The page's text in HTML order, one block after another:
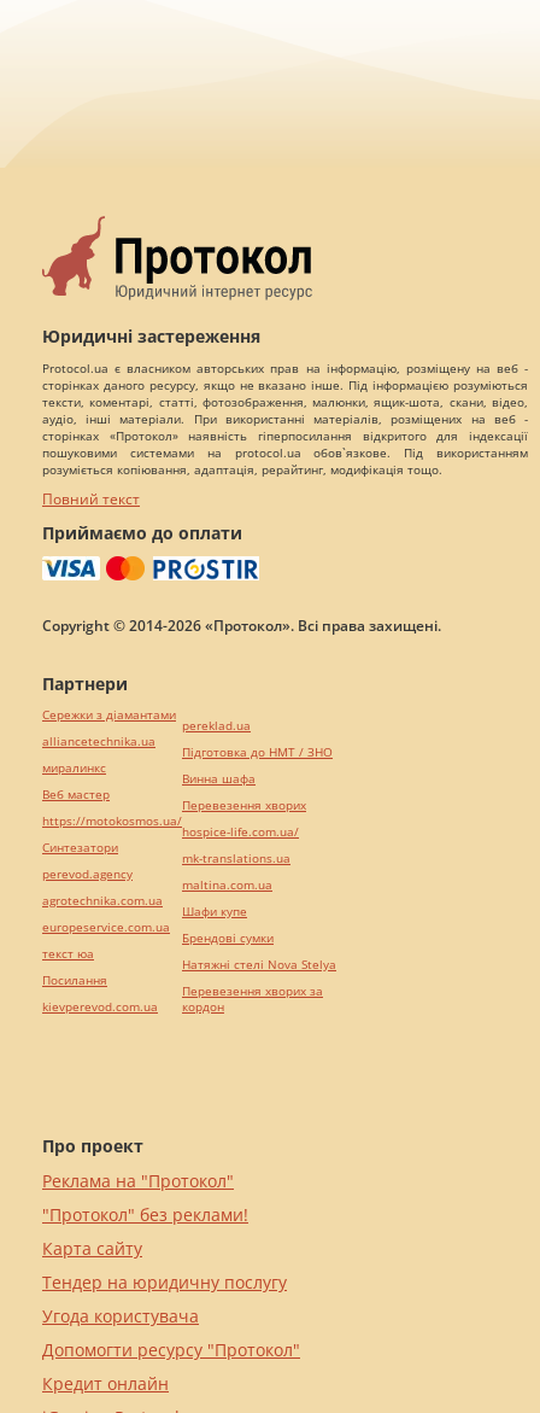
Юридичні застереження
Protocol.ua є власником авторських прав на інформацію, розміщену на веб -
сторінках даного ресурсу, якщо не вказано інше. Під інформацією розуміються
тексти, коментарі, статті, фотозображення, малюнки, ящик-шота, скани, відео,
аудіо, інші матеріали. При використанні матеріалів, розміщених на веб -
сторінках «Протокол» наявність гіперпосилання відкритого для індексації
пошуковими системами на protocol.ua обов`язкове. Під використанням
розуміється копіювання, адаптація, рерайтинг, модифікація тощо.
Повний текст
Приймаємо до оплати
Copyright © 2014-2026 «Протокол». Всі права захищені.
Про проект
Реклама на "Протокол"
"Протокол" без реклами!
Карта сайту
Тендер на юридичну послугу
Угода користувача
Допомогти ресурсу "Протокол"
Кредит онлайн
Партнери
Сережки з діамантами
alliancetechnika.ua
миралинкс
Веб мастер
https://motokosmos.ua/
Синтезатори
perevod.agency
agrotechnika.com.ua
europeservice.com.ua
текст юа
Посилання
kievperevod.com.ua
pereklad.ua
Підготовка до НМТ / ЗНО
Винна шафа
Перевезення хворих
hospice-life.com.ua/
mk-translations.ua
maltina.com.ua
Шафи купе
Брендові сумки
Натяжні стелі Nova Stelya
Перевезення хворих за
кордон